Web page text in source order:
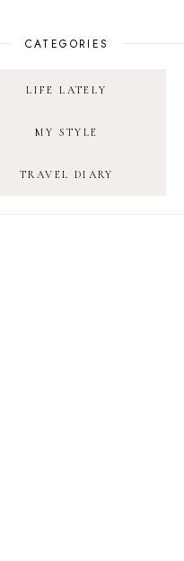
CATEGORIES
LIFE LATELY
MY STYLE
TRAVEL DIARY